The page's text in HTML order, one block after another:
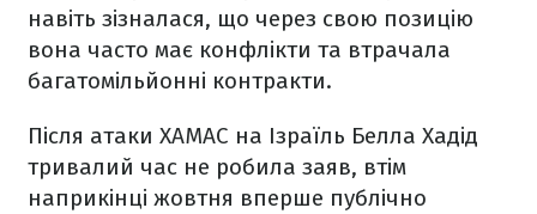
навіть зізналася, що через свою позицію
вона часто має конфлікти та втрачала
багатомільйонні контракти.
Після атаки ХАМАС на Ізраїль Белла Хадід
тривалий час не робила заяв, втім
наприкінці жовтня вперше публічно